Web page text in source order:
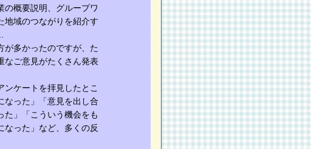
の概要説明、グループワ
地域のつながりを紹介す
が多かったのですが、た
なご意見がたくさん発表
ンケートを拝見したとこ
なった」「意見を出し合
た」「こういう機会をも
なった」など、多くの反